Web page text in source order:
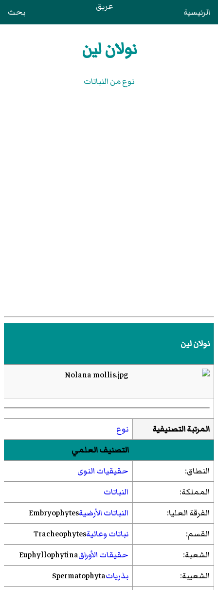
الرئيسية عريق بحث
نولان لين
نوع من النباتات
نولان لين
المرتبة التصنيفية
نوع
التصنيف العلمي
النطاق:
حقيقيات النوى
المملكة:
النباتات
الفرقة العليا:
النباتات الأرضيةEmbryophytes
القسم:
نباتات وعائيةTracheophytes
الشعبة:
حقيقات الأوراقEuphyllophytina
الشعيبة:
بذرياتSpermatophyta